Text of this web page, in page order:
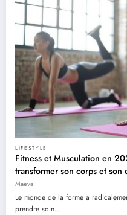
LIFESTYLE
Fitness et Musculation en
transformer son corps et son
Maeva
Le monde de la forme a
prendre soin…